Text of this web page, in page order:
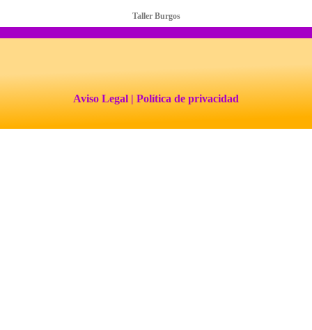
Taller Burgos
Aviso Legal | Política de privacidad